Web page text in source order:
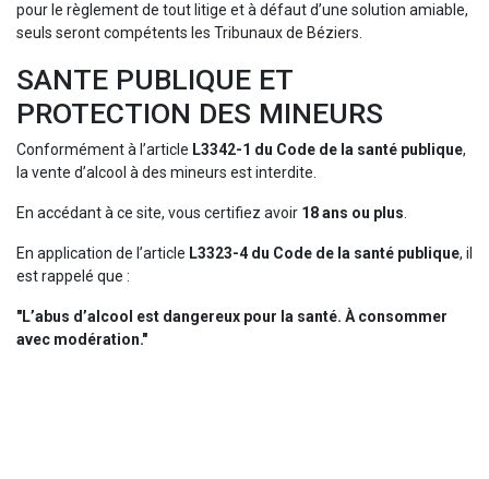
pour le règlement de tout litige et à défaut d’une solution amiable,
seuls seront compétents les Tribunaux de Béziers.
SANTE PUBLIQUE ET
PROTECTION DES MINEURS
Conformément à l’article L3342-1 du Code de la santé publique,
la vente d’alcool à des mineurs est interdite.
En accédant à ce site, vous certifiez avoir 18 ans ou plus.
En application de l’article L3323-4 du Code de la santé publique, il
est rappelé que :
"L’abus d’alcool est dangereux pour la santé. À consommer
avec modération."